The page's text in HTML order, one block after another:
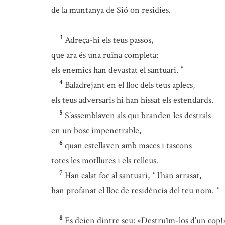
de la muntanya de Sió on residies.
3 Adreça-hi els teus passos,
que ara és una ruïna completa:
els enemics han devastat el santuari. *
4 Baladrejant en el lloc dels teus aplecs,
els teus adversaris hi han hissat els estendards.
5 S’assemblaven als qui branden les destrals
en un bosc impenetrable,
6 quan estellaven amb maces i tascons
totes les motllures i els relleus.
7 Han calat foc al santuari, * l’han arrasat,
han profanat el lloc de residència del teu nom. *
8 Es deien dintre seu: «Destruïm-los d’un